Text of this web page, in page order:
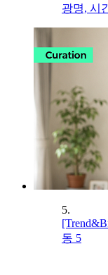
광명, 시
5.
동 5